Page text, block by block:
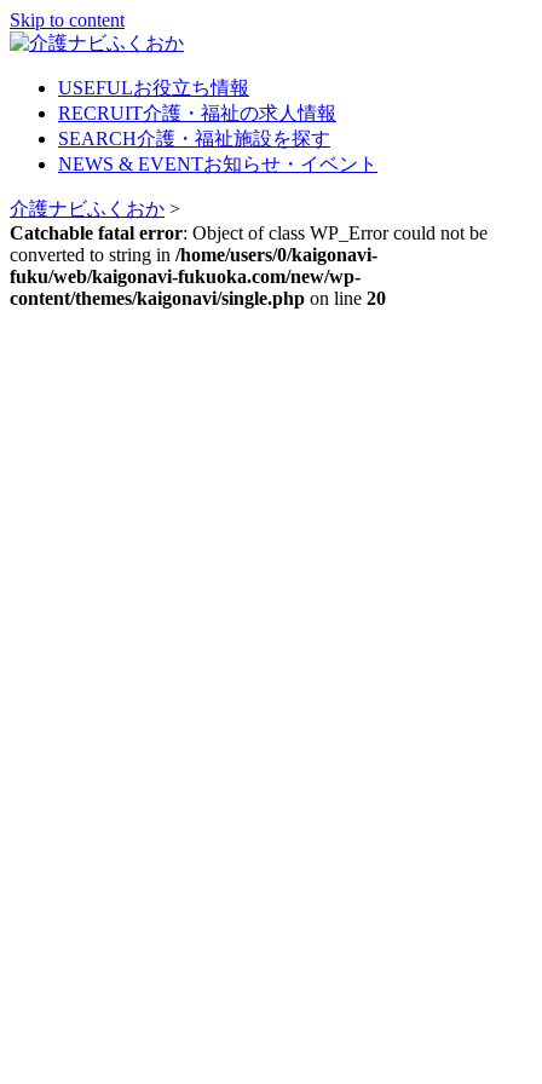
Skip to content
USEFULお役立ち情報
RECRUIT介護・福祉の求人情報
SEARCH介護・福祉施設を探す
NEWS & EVENTお知らせ・イベント
介護ナビふくおか >
Catchable fatal error: Object of class WP_Error could not be
converted to string in /home/users/0/kaigonavi-
fuku/web/kaigonavi-fukuoka.com/new/wp-
content/themes/kaigonavi/single.php on line 20